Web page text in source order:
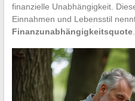
finanzielle Unabhängigkeit.
Einnahmen und Lebensstil
Finanzunabhängigkeitsquote.